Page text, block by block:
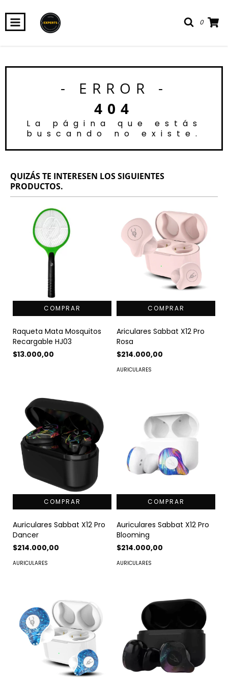
0
- ERROR -
404
La página que estás
buscando no existe.
QUIZÁS TE INTERESEN LOS SIGUIENTES
PRODUCTOS.
Raqueta Mata Mosquitos
Recargable HJ03
$13.000,00
Ariculares Sabbat X12 Pro
Rosa
$214.000,00
AURICULARES
Auriculares Sabbat X12 Pro
Dancer
$214.000,00
AURICULARES
Auriculares Sabbat X12 Pro
Blooming
$214.000,00
AURICULARES